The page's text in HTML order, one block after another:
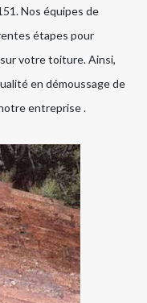
Nos équipes de
étapes pour
sur votre toiture. Ainsi,
en démoussage de
entreprise .